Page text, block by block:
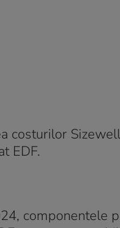
costurilor
EDF.
componentele